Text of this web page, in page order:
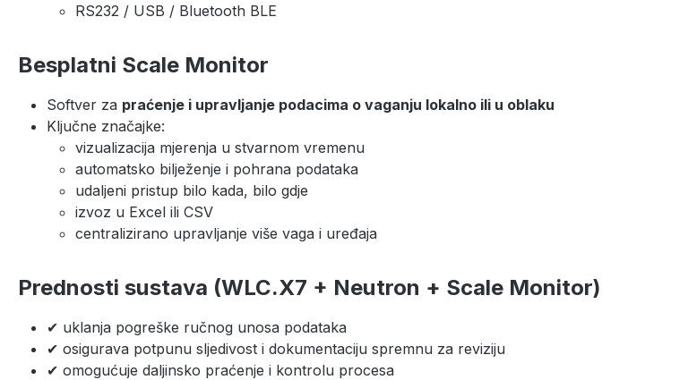
RS232 / USB / Bluetooth BLE
Besplatni Scale Monitor
Softver za praćenje i upravljanje podacima o vaganju lokalno ili u oblaku
Ključne značajke:
vizualizacija mjerenja u stvarnom vremenu
automatsko bilježenje i pohrana podataka
udaljeni pristup bilo kada, bilo gdje
izvoz u Excel ili CSV
centralizirano upravljanje više vaga i uređaja
Prednosti sustava (WLC.X7 + Neutron + Scale Monitor)
✔ uklanja pogreške ručnog unosa podataka
✔ osigurava potpunu sljedivost i dokumentaciju spremnu za reviziju
✔ omogućuje daljinsko praćenje i kontrolu procesa